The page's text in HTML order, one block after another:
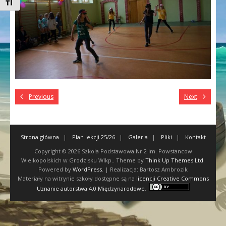
Toggle Font size
Previous Next
Strona główna Plan lekcji 25/26 Galeria Pliki
Kontakt
Copyright © 2026 Szkola Podstawowa Nr 2 im. Powstancow
Wielkopolskich w Grodzisku Wlkp.. Theme by Think Up Themes Ltd.
Powered by WordPress. | Realizacja: Bartosz Ambrozik
Materiały na witrynie szkoły dostępne są na licencji Creative Commons
Uznanie autorstwa 4.0 Międzynarodowe.